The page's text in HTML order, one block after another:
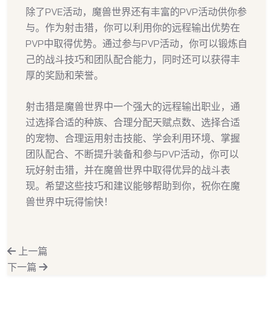
除了PVE活动，魔兽世界还有丰富的PVP活动供你参
与。作为射击猎，你可以利用你的远程输出优势在
PVP中取得优势。通过参与PVP活动，你可以锻炼自
己的战斗技巧和团队配合能力，同时还可以获得丰
厚的奖励和荣誉。
射击猎是魔兽世界中一个强大的远程输出职业，通
过选择合适的种族、合理分配天赋点数、选择合适
的宠物、合理运用射击技能、学会利用环境、掌握
团队配合、不断提升装备和参与PVP活动，你可以
玩好射击猎，并在魔兽世界中取得优异的战斗表
现。希望这些技巧和建议能够帮助到你，祝你在魔
兽世界中玩得愉快！
上一篇
下一篇